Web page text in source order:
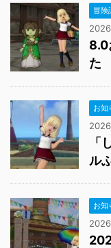
冒険
8.0
た
お知
「
ル
お知